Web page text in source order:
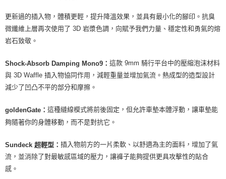
更新過的插入物，體積更輕，提升降溫效果，並具有最小化的腳印。抗臭
微纖維上層再次使用了 3D 岩漿色調，向賦予我們力量、穩定性和勇氣的熔
岩石致敬。
Shock-Absorb Damping Mono9： 這款 9mm 騎行平台中的壓縮泡沫材料
與 3D Waffle 插入物協同作用，減輕重量並增加氣流。熱成型的造型設計
減少了凹凸不平的部分和摩擦。
goldenGate： 這種縫線模式將前後固定，但允許車墊本體浮動，讓車墊能
夠隨著你的身體移動，而不是對抗它。
Sundeck 超輕型： 插入物前方的一片柔軟、以舒適為主的面料，增加了氣
流，並消除了對最敏感區域的壓力，讓褲子能夠提供更具攻擊性的貼合
感。